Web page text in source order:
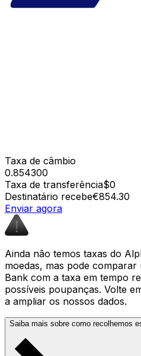
Taxa de câmbio
0.854300
Taxa de transferência$0
Destinatário recebe€854.30
Enviar agora
Ainda não temos taxas do
moedas, mas pode
Bank com a taxa em tempo
possíveis poupanças. Volte
a ampliar os nossos dados.
Saiba mais sobre como recolhemos